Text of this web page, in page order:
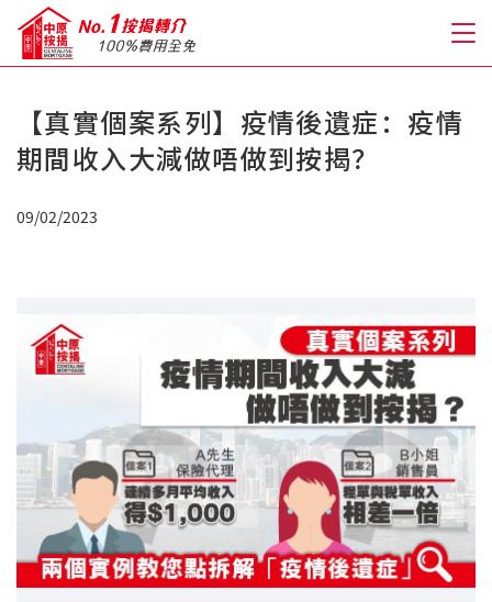
關於我們
免費開戶轉介服務
優惠禮遇
新盤優越按揭優惠
中原按揭標籤優惠
【真實個案系列】疫情後遺症：疫情
期間收入大減做唔做到按揭？
09/02/2023